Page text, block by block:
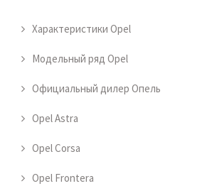
Характеристики Opel
Модельный ряд Opel
Официальный дилер Опель
Opel Astra
Opel Corsa
Opel Frontera